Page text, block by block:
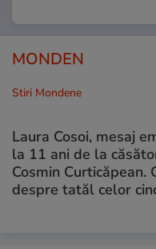
MONDEN
Stiri Mondene
Laura Cosoi, mesaj
la 11 ani de la
Cosmin Curticăpean.
despre tatăl celor